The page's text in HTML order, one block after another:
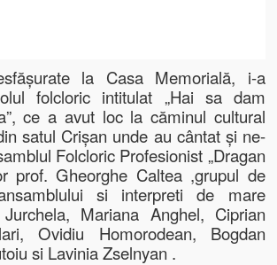
la Casa Memorială, i-a
folcloric intitulat „Hai sa dam
ce a avut loc la căminul cultural
satul Crișan unde au cântat și ne-
Folcloric Profesionist „Dragan
prof. Gheorghe Caltea ,grupul de
si interpreti de mare
Jurchela, Mariana Anghel, Ciprian
Ovidiu Homorodean, Bogdan
si Lavinia Zselnyan .